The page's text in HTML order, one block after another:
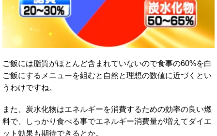
ご飯には脂質がほとんど含まれていないので食事の60%を白
ご飯にするメニューを組むと自然と理想の数値に近づくとい
うわけですね。
また、炭水化物はエネルギーを消費するための効率の良い燃
料で、しっかり食べる事でエネルギー消費量が増えてダイエ
ット効果も期待できるとか。